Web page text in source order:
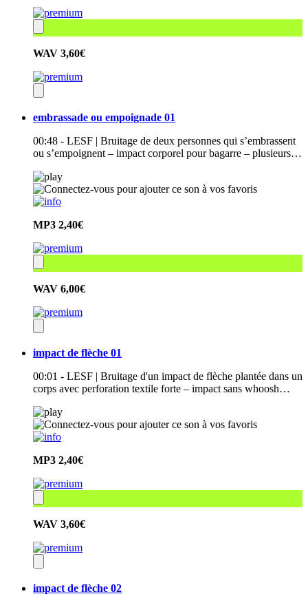
WAV 3,60€
embrassade ou empoignade 01
00:48 - LESF | Bruitage de deux personnes qui s’embrassent
ou s’empoignent – impact corporel pour bagarre – plusieurs…
MP3 2,40€
WAV 6,00€
impact de flèche 01
00:01 - LESF | Bruitage d'un impact de flèche plantée dans un
corps avec perforation textile forte – impact sans whoosh…
MP3 2,40€
WAV 3,60€
impact de flèche 02